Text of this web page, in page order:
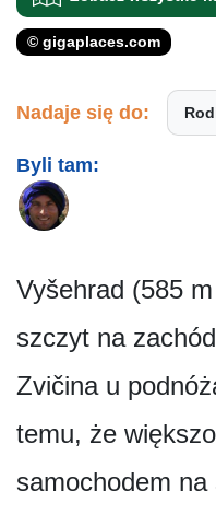
© gigaplaces.com
Nadaje się do:
Byli tam:
Vyšehrad (585
szczyt na
Zvičina u
temu, że
samochodem